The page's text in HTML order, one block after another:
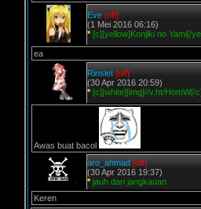
Eve [off]
(1 Mei 2016 06:16)
* [c][yellow]Konjiki no Yami[/
ea
Rinslet [off]
(30 Apr 2016 20:59)
* [c][white][img]//v.ht/HomW[/
Awas buat bacol
aro_ahmad [off]
(30 Apr 2016 19:37)
* jauh dari jangkauan
Keren